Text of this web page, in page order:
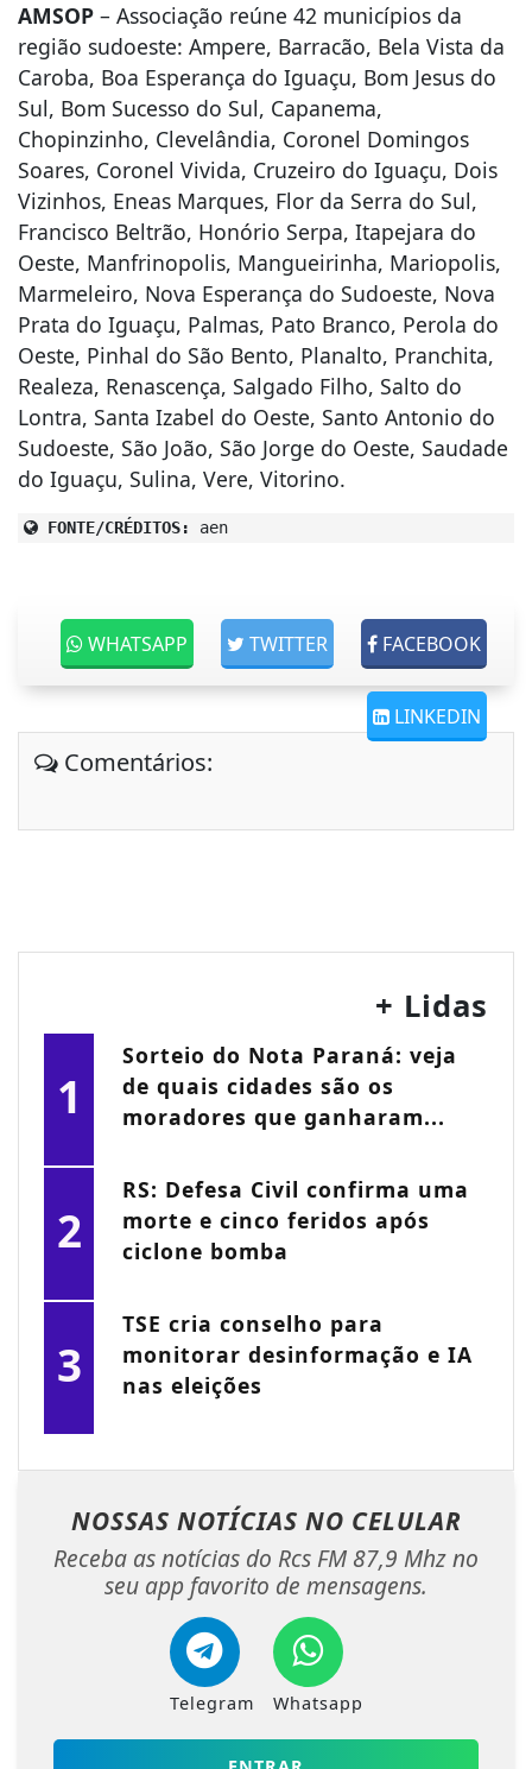
AMSOP – Associação reúne 42 municípios da
região sudoeste: Ampere, Barracão, Bela Vista da
Caroba, Boa Esperança do Iguaçu, Bom Jesus do
Sul, Bom Sucesso do Sul, Capanema,
Chopinzinho, Clevelândia, Coronel Domingos
Soares, Coronel Vivida, Cruzeiro do Iguaçu, Dois
Vizinhos, Eneas Marques, Flor da Serra do Sul,
Francisco Beltrão, Honório Serpa, Itapejara do
Oeste, Manfrinopolis, Mangueirinha, Mariopolis,
Marmeleiro, Nova Esperança do Sudoeste, Nova
Prata do Iguaçu, Palmas, Pato Branco, Perola do
Oeste, Pinhal do São Bento, Planalto, Pranchita,
Realeza, Renascença, Salgado Filho, Salto do
Lontra, Santa Izabel do Oeste, Santo Antonio do
Sudoeste, São João, São Jorge do Oeste, Saudade
do Iguaçu, Sulina, Vere, Vitorino.
FONTE/CRÉDITOS: aen
FACEBOOK
TWITTER
WHATSAPP
LINKEDIN
Comentários:
+ Lidas
1
Sorteio do Nota Paraná: veja
de quais cidades são os
moradores que ganharam...
2
RS: Defesa Civil confirma uma
morte e cinco feridos após
ciclone bomba
3
TSE cria conselho para
monitorar desinformação e IA
nas eleições
NOSSAS NOTÍCIAS NO CELULAR
Receba as notícias do Rcs FM 87,9 Mhz no
seu app favorito de mensagens.
Telegram Whatsapp